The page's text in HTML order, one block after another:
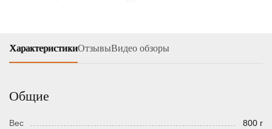
ХарактеристикиОтзывыВидео обзоры
Общие
Вес 800 г